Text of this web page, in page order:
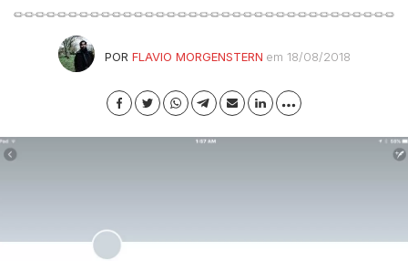
POR FLAVIO MORGENSTERN em 18/08/2018